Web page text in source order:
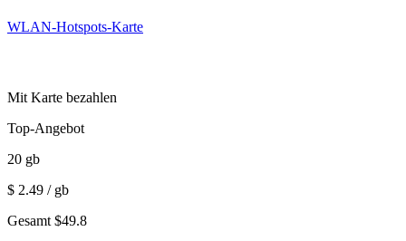
WLAN-Hotspots-Karte
Mit Karte bezahlen
Top-Angebot
20 gb
$ 2.49 / gb
Gesamt $49.8